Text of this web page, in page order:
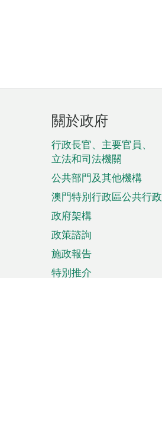
頁
腳
菜
單
關於政府
行政長官、主要官員、
立法和司法機關
公共部門及其他機構
澳門特別行政區公共行政
政府架構
政策諮詢
施政報告
特別推介